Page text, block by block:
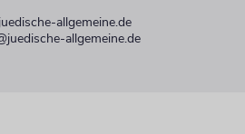
allgemeine.de
allgemeine.de